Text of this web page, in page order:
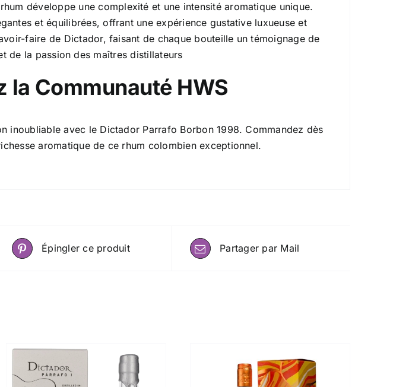
développe une complexité et une intensité aromatique unique.
et équilibrées, offrant une expérience gustative luxueuse et
faire de Dictador, faisant de chaque bouteille un témoignage de
de la passion des maîtres distillateurs
la Communauté HWS
inoubliable avec le Dictador Parrafo Borbon 1998. Commandez dès
aromatique de ce rhum colombien exceptionnel.
Épingler ce produit Partager par Mail